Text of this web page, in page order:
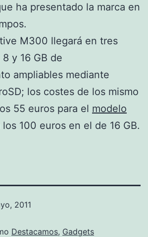
ha presentado la marca en
M300 llegará en tres
y 16 GB de
ampliables mediante
los costes de los mismo
55 euros para el modelo
100 euros en el de 16 GB.
2011
Destacamos, Gadgets